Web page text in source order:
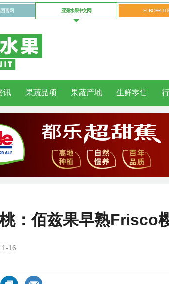
团官网 亚洲水果中文网 EUROFRUIT
讯 果蔬品项 果蔬产地 生鲜零售
：佰兹果早熟Frisco
16
21309.html